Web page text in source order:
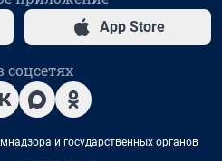
App Store
и государственных органов